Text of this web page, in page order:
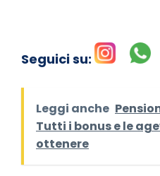
Seguici su:
Leggi anche
Tutti i bonus e le
ottenere